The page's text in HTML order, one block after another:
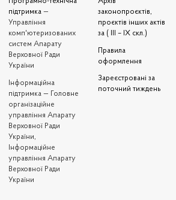
підтримка —
Управління
комп'ютеризованих
систем Апарату
Верховної Ради
України
Iнформаційна
підтримка — Головне
організаційне
управління Апарату
Верховної Ради
України,
Інформаційне
управління Апарату
Верховної Ради
України
законопроєктів,
проєктів інших актів
за ( III – IX скл.)
Правила
оформлення
Зареєстровані за
поточний тиждень